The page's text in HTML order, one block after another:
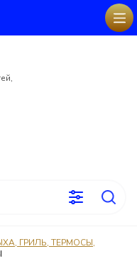
ГРИЛЬ, ТЕРМОСЫ,